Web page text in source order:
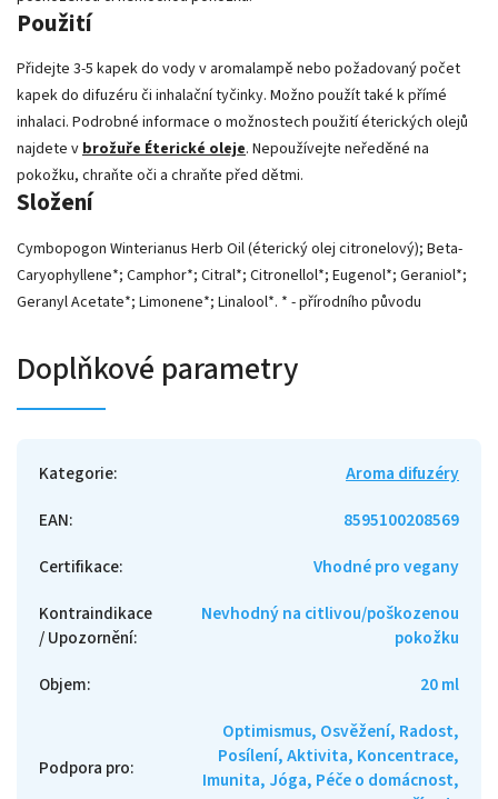
Použití
Přidejte 3-5 kapek do vody v aromalampě nebo požadovaný počet
kapek do difuzéru či inhalační tyčinky. Možno použít také k přímé
inhalaci. Podrobné informace o možnostech použití éterických olejů
najdete vbrožuře Éterické oleje. Nepoužívejte neředěné na
pokožku, chraňte oči a chraňte před dětmi.
Složení
Cymbopogon Winterianus Herb Oil (éterický olej citronelový); Beta-
Caryophyllene*; Camphor*; Citral*; Citronellol*; Eugenol*; Geraniol*;
Geranyl Acetate*; Limonene*; Linalool*. * - přírodního původu
Doplňkové parametry
Kategorie:
Aroma difuzéry
EAN:
8595100208569
Certifikace:
Vhodné pro vegany
Kontraindikace
/ Upozornění:
Nevhodný na citlivou/poškozenou
pokožku
Objem: 20 ml
Podpora pro:
Optimismus, Osvěžení, Radost,
Posílení, Aktivita, Koncentrace,
Imunita, Jóga, Péče o domácnost,